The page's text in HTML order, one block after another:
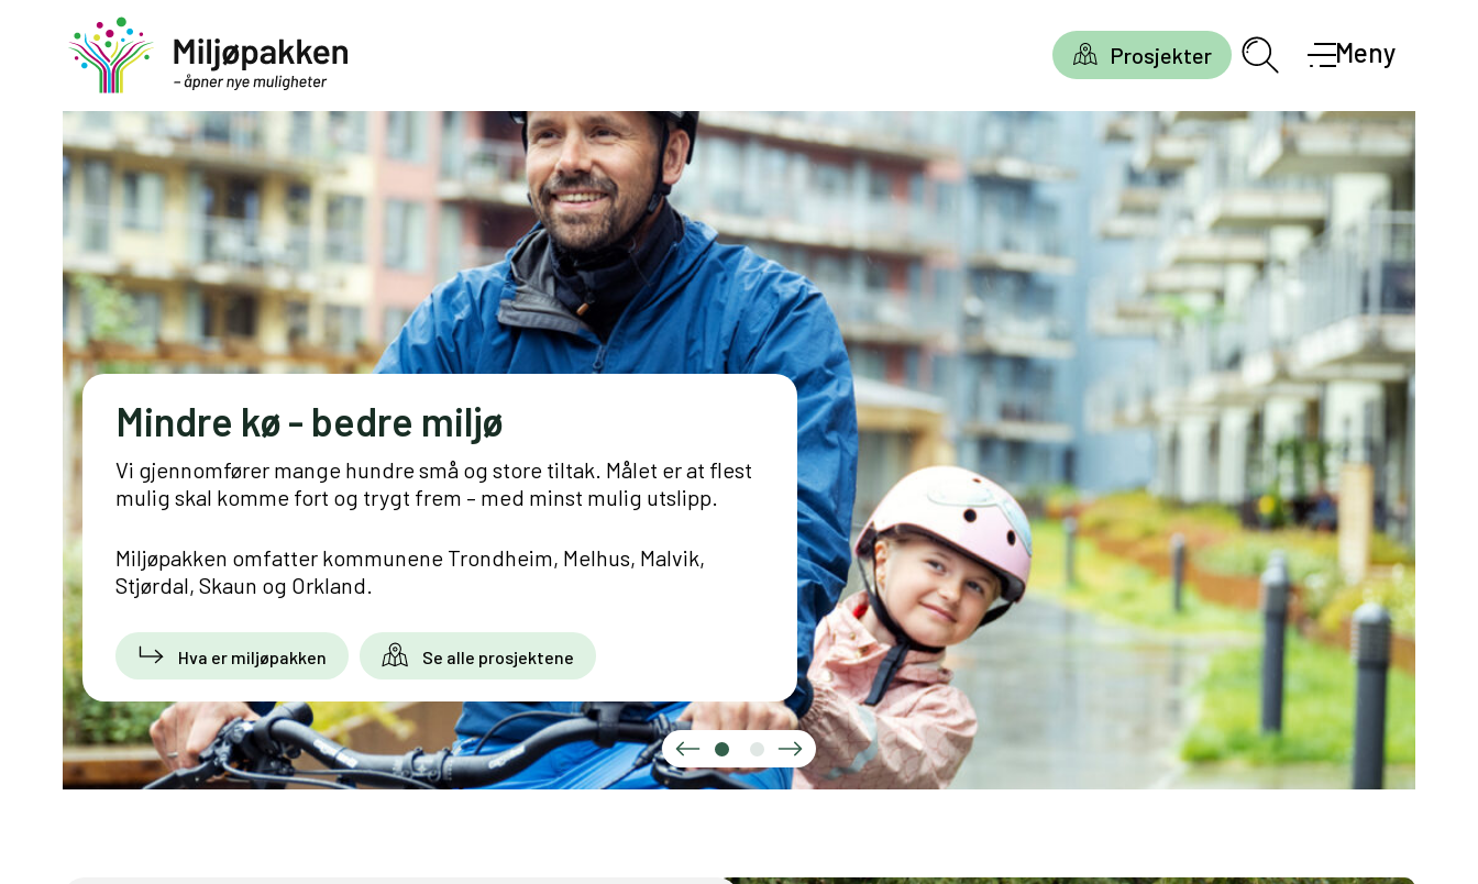
Prosjekter Meny
Mindre kø - bedre miljø
Vi gjennomfører mange hundre små og store tiltak. Målet er at flest
mulig skal komme fort og trygt frem – med minst mulig utslipp.
Miljøpakken omfatter kommunene Trondheim, Melhus, Malvik,
Stjørdal, Skaun og Orkland.
Hva er miljøpakken Se alle prosjektene